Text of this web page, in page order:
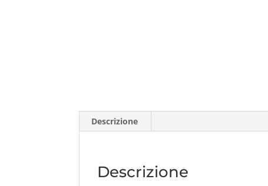
Descrizione
Descrizione